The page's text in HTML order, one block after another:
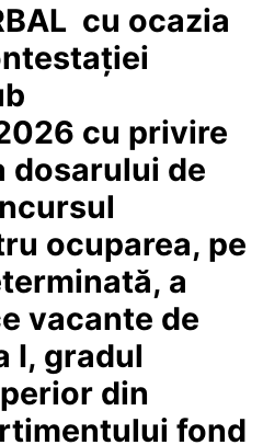
cu ocazia
cu privire
dosarului de
ocuparea, pe
a
vacante de
I, gradul
din
fond